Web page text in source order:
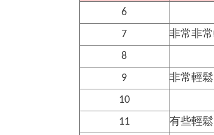
6
7
非常非常
8
9
非常輕鬆
10
11
有些輕